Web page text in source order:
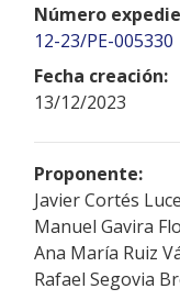
Número
12-23/PE-005330
Fecha creación:
13/12/2023
Proponente:
Javier Cortés
Manuel Gavira
Ana María Ruiz
Rafael Segovia